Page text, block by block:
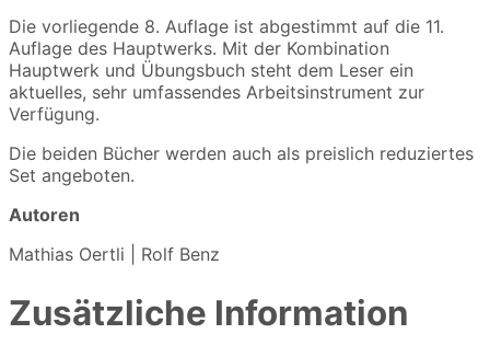
Die vorliegende 8. Auflage ist abgestimmt auf die 11.
Auflage des Hauptwerks. Mit der Kombination
Hauptwerk und Übungsbuch steht dem Leser ein
aktuelles, sehr umfassendes Arbeitsinstrument zur
Verfügung.
Die beiden Bücher werden auch als preislich reduziertes
Set angeboten.
Autoren
Mathias Oertli | Rolf Benz
Zusätzliche Information